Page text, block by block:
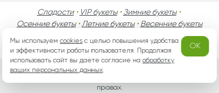
Сладости• VIP букеты• Зимние букеты•
Осенние букеты•Летние букеты• Весенние букеты
•
День Мужчин•Праздники!
правах.
Мы используемcookiesс целью повышения удобства
и эффективности работы пользователя. Продолжая
использовать сайт вы даете согласие наобработку
ваших персональных данных.
OK